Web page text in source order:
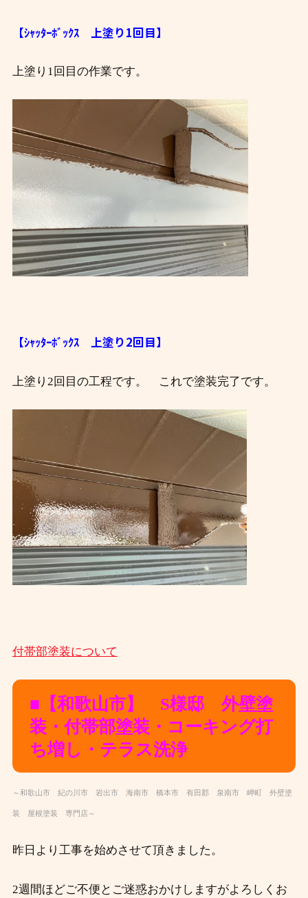
【ｼｬｯﾀｰﾎﾞｯｸｽ 上塗り1回目】
上塗り1回目の作業です。
【ｼｬｯﾀｰﾎﾞｯｸｽ 上塗り2回目】
上塗り2回目の工程です。 これで塗装完了です。
付帯部塗装について
■【和歌山市】 S様邸 外壁塗
装・付帯部塗装・コーキング打
ち増し・テラス洗浄
～和歌山市 紀の川市 岩出市 海南市 橋本市 有田郡 泉南市 岬町 外壁塗
装 屋根塗装 専門店～
昨日より工事を始めさせて頂きました。
2週間ほどご不便とご迷惑おかけしますがよろしくお